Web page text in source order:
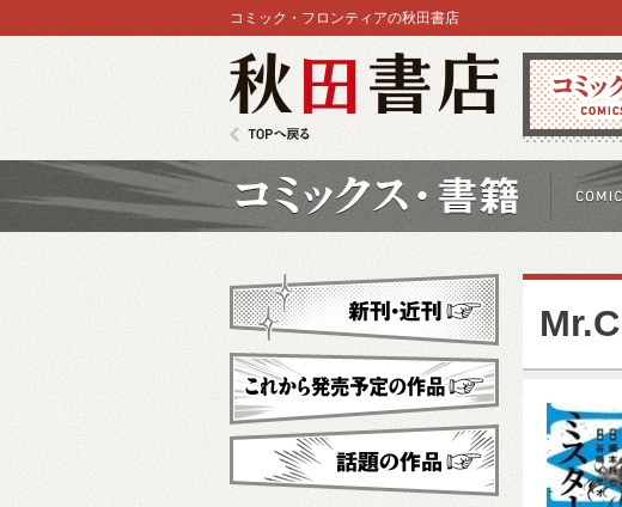
コミックス
コミック・フロンティアの秋田書店
新刊・近刊
これから発売予定